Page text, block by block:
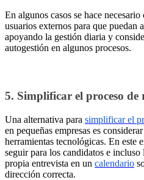
En algunos casos se hace
usuarios externos para que puedan
apoyando la gestión diaria y
autogestión en algunos procesos.
5. Simplificar el proceso de
Una alternativa para simplificar el
en pequeñas empresas es
herramientas tecnológicas. En este
seguir para los candidatos e
propia entrevista en un calendario
dirección correcta.